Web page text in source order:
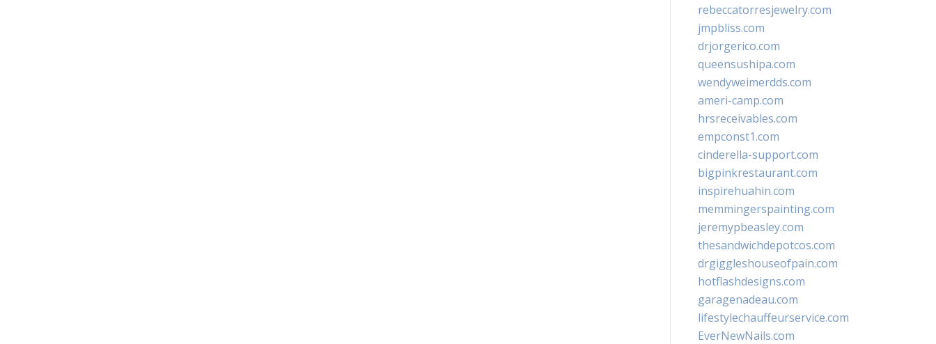
rebeccatorresjewelry.com
jmpbliss.com
drjorgerico.com
queensushipa.com
wendyweimerdds.com
ameri-camp.com
hrsreceivables.com
empconst1.com
cinderella-support.com
bigpinkrestaurant.com
inspirehuahin.com
memmingerspainting.com
jeremypbeasley.com
thesandwichdepotcos.com
drgiggleshouseofpain.com
hotflashdesigns.com
garagenadeau.com
lifestylechauffeurservice.com
EverNewNails.com